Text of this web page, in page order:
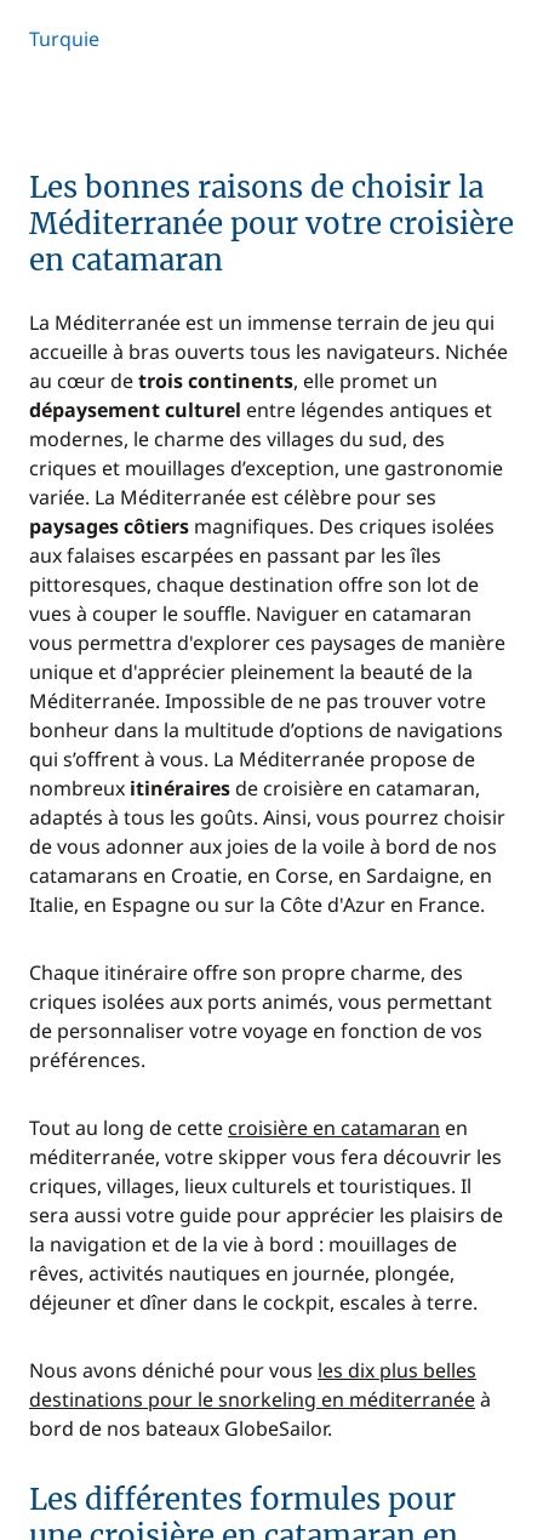
Turquie
Les bonnes raisons de choisir la
Méditerranée pour votre croisière
en catamaran
La Méditerranée est un immense terrain de jeu qui
accueille à bras ouverts tous les navigateurs. Nichée
au cœur detrois continents, elle promet un
dépaysement culturel entre légendes antiques et
modernes, le charme des villages du sud, des
criques et mouillages d’exception, une gastronomie
variée. La Méditerranée est célèbre pour ses
paysages côtiers magnifiques. Des criques isolées
aux falaises escarpées en passant par les îles
pittoresques, chaque destination offre son lot de
vues à couper le souffle. Naviguer en catamaran
vous permettra d'explorer ces paysages de manière
unique et d'apprécier pleinement la beauté de la
Méditerranée. Impossible de ne pas trouver votre
bonheur dans la multitude d’options de navigations
qui s’offrent à vous. La Méditerranée propose de
nombreux itinérairesde croisière en catamaran,
adaptés à tous les goûts. Ainsi, vous pourrez choisir
de vous adonner aux joies de la voile à bord de nos
catamarans en Croatie, en Corse, en Sardaigne, en
Italie, en Espagne ou sur la Côte d'Azur en France.
Chaque itinéraire offre son propre charme, des
criques isolées aux ports animés, vous permettant
de personnaliser votre voyage en fonction de vos
préférences.
Tout au long de cette croisière en catamaran en
méditerranée, votre skipper vous fera découvrir les
criques, villages, lieux culturels et touristiques. Il
sera aussi votre guide pour apprécier les plaisirs de
la navigation et de la vie à bord : mouillages de
rêves, activités nautiques en journée, plongée,
déjeuner et dîner dans le cockpit, escales à terre.
Nous avons déniché pour vous les dix plus belles
destinations pour le snorkeling en méditerranéeà
bord de nos bateaux GlobeSailor.
Les différentes formules pour